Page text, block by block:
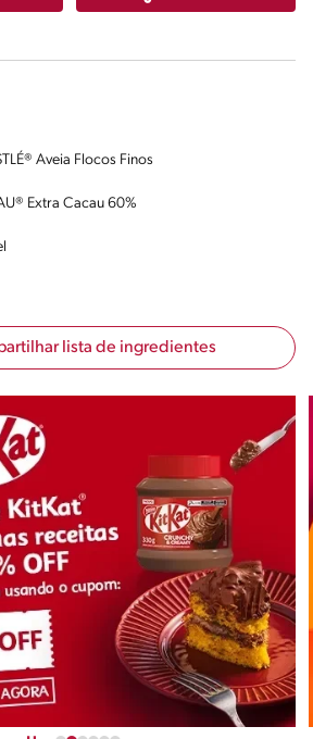
Aveia Flocos Finos
Extra Cacau 60%
lista de ingredientes